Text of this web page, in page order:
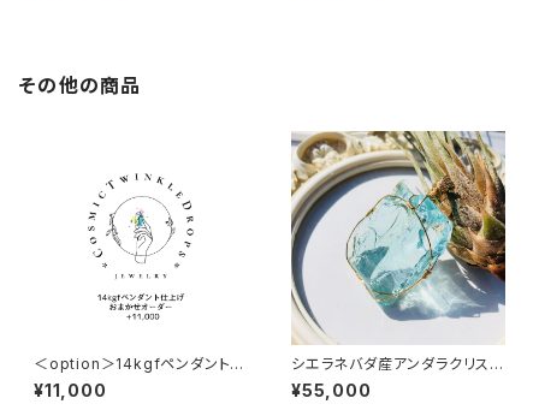
その他の商品
＜option＞14kgfペンダント仕
上げ★ おまかせオーダー +11,
000円
¥11,000
シエラネバダ産アンダラクリスタ
ル★宝石質～Gem Cyan Ang
el～【世界で1つだけのアンダラ
¥55,000